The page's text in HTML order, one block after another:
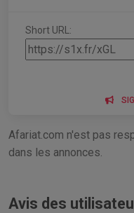
Short URL:
Afariat.com n'est pas
dans les annonces.
Avis des